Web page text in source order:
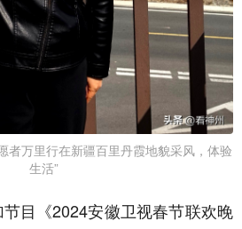
者万里行在新疆百里丹霞地貌采风，体验
生活”
目《2024安徽卫视春节联欢晚